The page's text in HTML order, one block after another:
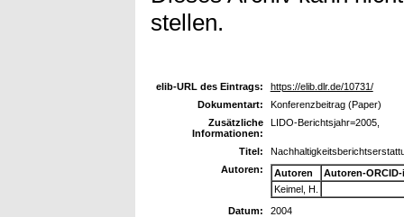
stellen.
elib-URL des Eintrags:
https://elib.dlr.de/10731/
Dokumentart:
Konferenzbeitrag (Paper)
Zusätzliche
Informationen:
LIDO-Berichtsjahr=2005,
Titel:
Autoren:
Autoren
Autoren-ORCID-
Keimel, H.
Datum:
2004